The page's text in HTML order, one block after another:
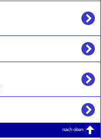
nach oben